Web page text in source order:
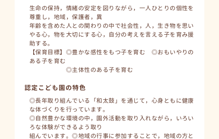
生命の保持，情緒の安定を図りながら，一人ひとりの個性を
尊重し，地域，保護者，異
年齢を含めた人との関わりの中で社会性，人，生き物を思い
やる心，物を大切にする心，自分の考えを言える子を育み援
助する。
【保育目標】◎豊かな感性をもつ子を育む ◎おもいやりの
ある子を育む
◎主体性のある子を育む
認定こども園の特色
◎長年取り組んでいる「和太鼓」を通じて，心身ともに健康
な体づくりを行っています。
◎自然豊かな環境の中，園外活動を取り入れながら，いろい
ろな体験ができるよう取り
組んでいます。◎地域の行事に参加することで，地域の方と